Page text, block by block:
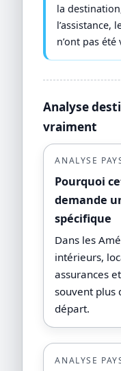
la
l’assistance,
n’ont pas
Analyse
vraiment
ANALYSE
Pourquoi
demande
spécifique
Dans les
intérieurs,
assurances
souvent plus
départ.
ANALYSE